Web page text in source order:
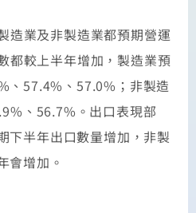
業及非製造業都預期營運
都較上半年增加，製造業預
、57.4%、57.0%；非製造
、56.7%。出口表現部
下半年出口數量增加，非製
會增加。